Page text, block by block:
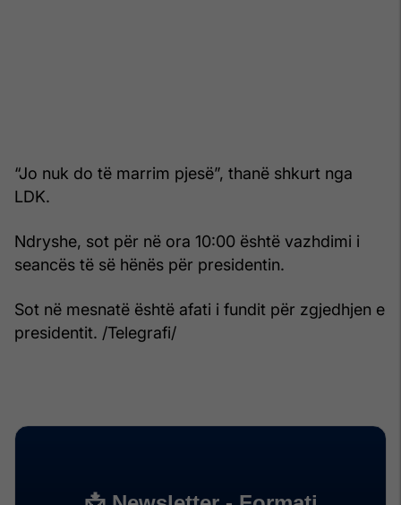
“Jo nuk do të marrim pjesë”, thanë shkurt nga
LDK.
Ndryshe, sot për në ora 10:00 është vazhdimi i
seancës të së hënës për presidentin.
Sot në mesnatë është afati i fundit për zgjedhjen e
presidentit. /Telegrafi/